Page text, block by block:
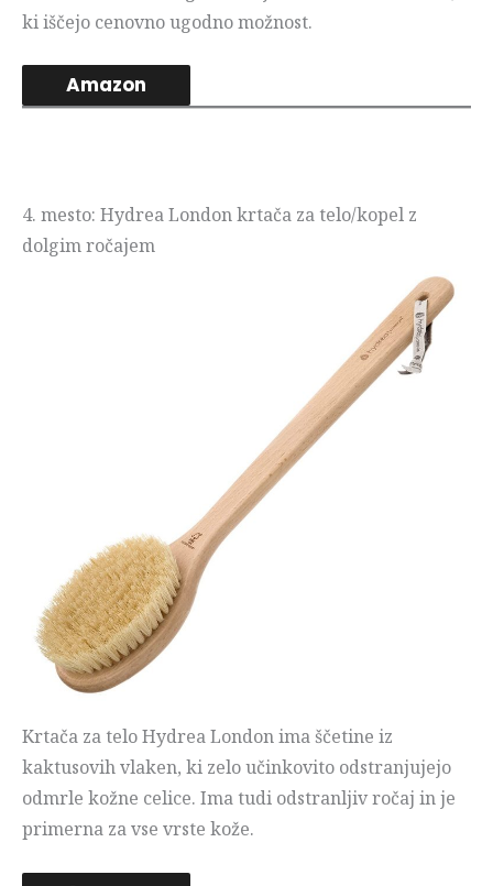
ki iščejo cenovno ugodno možnost.
Amazon
4. mesto: Hydrea London krtača za telo/kopel z
dolgim ročajem
Krtača za telo Hydrea London ima ščetine iz
kaktusovih vlaken, ki zelo učinkovito odstranjujejo
odmrle kožne celice. Ima tudi odstranljiv ročaj in je
primerna za vse vrste kože.